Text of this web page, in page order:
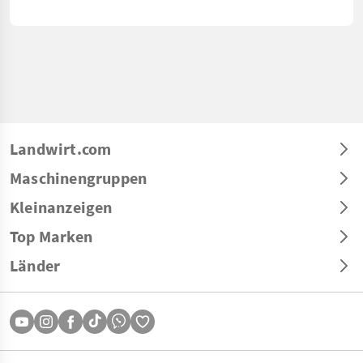
Landwirt.com
Maschinengruppen
Kleinanzeigen
Top Marken
Länder